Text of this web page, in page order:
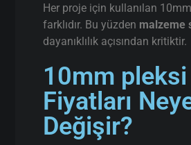
Her proje için kullanılan
farklıdır. Bu yüzden malzeme
dayanıklılık açısından kritiktir.
10mm pleksi
Fiyatları
Değişir?